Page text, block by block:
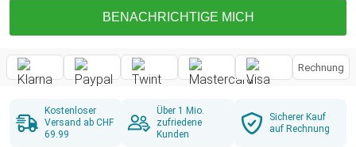
BENACHRICHTIGE MICH
Rechnung
Kostenloser
Versand ab CHF
69.99
Über 1 Mio.
zufriedene
Kunden
Sicherer Kauf
auf Rechnung